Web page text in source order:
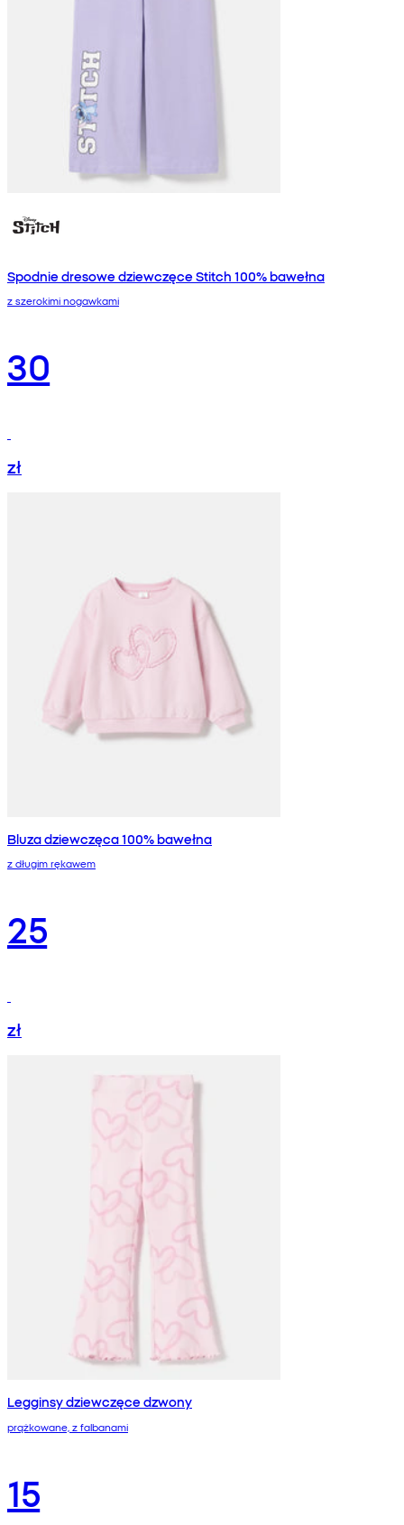
Spodnie dresowe dziewczęce Stitch 100% bawełna
z szerokimi nogawkami
30
zł
Bluza dziewczęca 100% bawełna
z długim rękawem
25
zł
Legginsy dziewczęce dzwony
prążkowane, z falbanami
15